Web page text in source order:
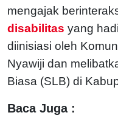
mengajak
disabilitas yang
diinisiasi oleh
Nyawiji dan
Biasa (SLB) di
Baca Juga :